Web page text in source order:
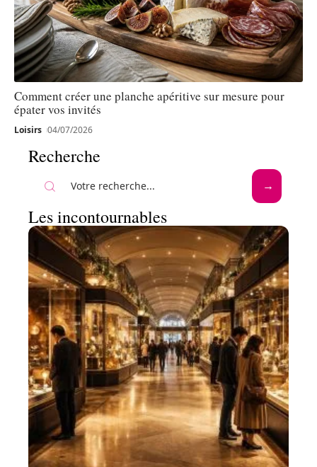
Comment créer une planche apéritive sur mesure pour
épater vos invités
Loisirs 04/07/2026
Recherche
Les incontournables